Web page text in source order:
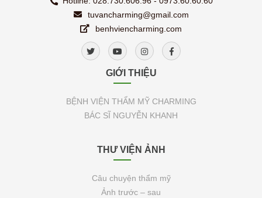
tuvancharming@gmail.com
benhviencharming.com
GIỚI THIỆU
BỆNH VIỆN THẨM MỸ CHARMING
BÁC SĨ NGUYỄN KHANH
THƯ VIỆN ẢNH
Câu chuyện thẩm mỹ
Ảnh trước – sau